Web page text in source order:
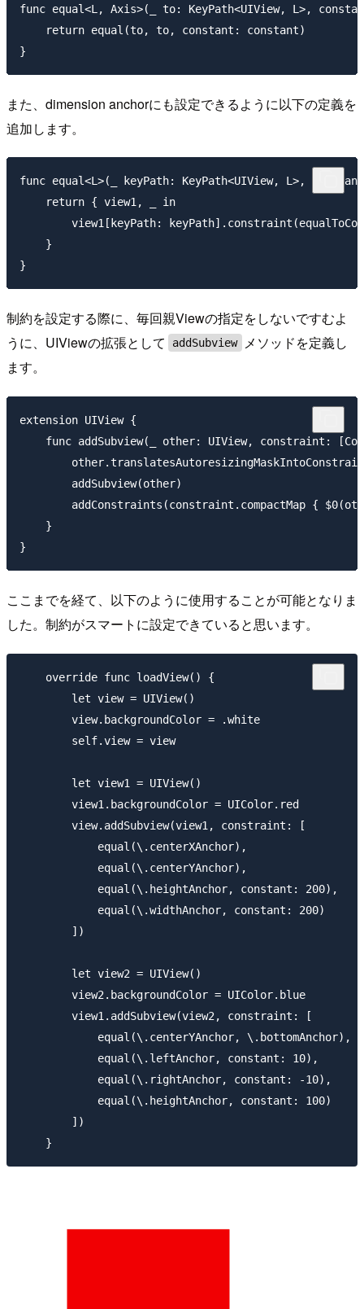
func equal<L, Axis>(_ to: KeyPath<UIView, L>,
    return equal(to, to, constant: constant)
また、dimension anchorにも設定できるように以下の定義を
追加します。
func equal<L>(_ keyPath: KeyPath<UIView, L>,
    return { view1, _ in
view1[keyPath:
    }
制約を設定する際に、毎回親Viewの指定をしないですむよ
うに、UIViewの拡張として
addSubview
メソッドを定義し
ます。
extension UIView {
func addSubview(_ other: UIView, constraint:
        addSubview(other)
addConstraints(constraint.compactMap {
    }
ここまでを経て、以下のように使用することが可能となりま
した。制約がスマートに設定できていると思います。
    override func loadView() {
        let view = UIView()
        view.backgroundColor = .white
        self.view = view
        let view1 = UIView()
        view1.backgroundColor = UIColor.red
        view.addSubview(view1, constraint: [
            equal(\.centerXAnchor),
            equal(\.centerYAnchor),
            equal(\.heightAnchor, constant: 200),
            equal(\.widthAnchor, constant: 200)
        ])
        let view2 = UIView()
        view2.backgroundColor = UIColor.blue
        view1.addSubview(view2, constraint: [
            equal(\.centerYAnchor, \.bottomAnchor),
            equal(\.leftAnchor, constant: 10),
            equal(\.rightAnchor, constant: -10),
            equal(\.heightAnchor, constant: 100)
        ])